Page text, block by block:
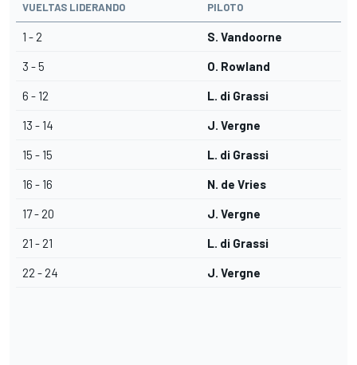
VUELTAS LIDERANDO PILOTO
1 - 2 S. Vandoorne
3 - 5 O. Rowland
6 - 12 L. di Grassi
13 - 14 J. Vergne
15 - 15 L. di Grassi
16 - 16 N. de Vries
17 - 20 J. Vergne
21 - 21 L. di Grassi
22 - 24 J. Vergne